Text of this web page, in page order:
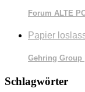
Forum ALTE
Papier
Gehring Group
Schlagwörter